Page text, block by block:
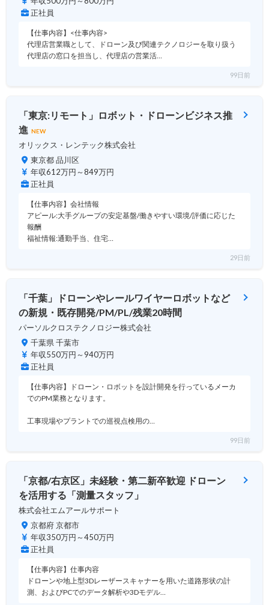
正社員
【仕事内容】<仕事内容>
代理店営業職として、ドローン及び関連テクノロジーを取り扱う
代理店の窓口を担当し、代理店の営業活…
99日前
「東京:リモート」ロボット・ドローンビジネス推
進 NEW
オリックス・レンテック株式会社
東京都 品川区
年収612万円～849万円
正社員
【仕事内容】会社情報
アピール:大手グループの安定基盤/働きやすい環境/評価に応じた
報酬
福祉情報:通勤手当、住宅…
29日前
「千葉」ドローンやレールワイヤーロボットなど
の新規・既存開発/PM/PL/残業20時間
パーソルクロステクノロジー株式会社
千葉県 千葉市
年収550万円～940万円
正社員
【仕事内容】ドローン・ロボットを設計開発を行っているメーカ
でのPM業務となります。
工事現場やプラントでの巡視点検用の…
99日前
「京都/右京区」未経験・第二新卒歓迎 ドローン
を活用する「測量スタッフ」
株式会社エムアールサポート
京都府 京都市
年収350万円～450万円
正社員
【仕事内容】仕事内容
ドローンや地上型3Dレーザースキャナーを用いた道路形状の計
測、およびPCでのデータ解析や3Dモデル…